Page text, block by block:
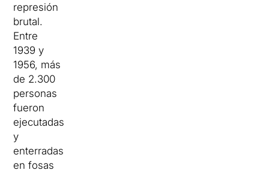
represión
brutal.
Entre
1939 y
1956, más
de 2.300
personas
fueron
ejecutadas
y
enterradas
en fosas